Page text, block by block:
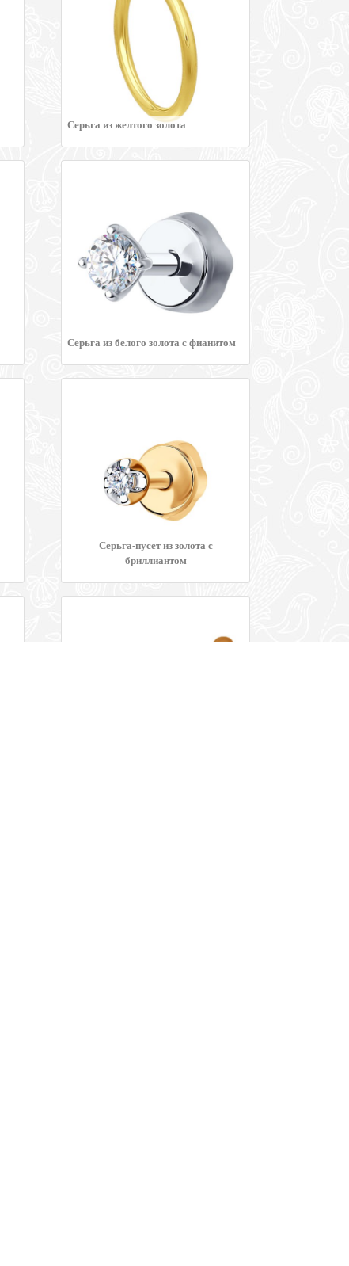
Серьга из желтого золота
Серьга из белого золота с фианитом
Серьга-пусет из золота с
бриллиантом